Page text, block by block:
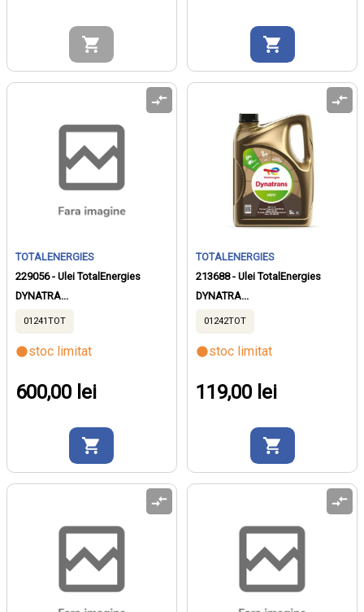
TOTALENERGIES
229056 - Ulei TotalEnergies
DYNATRA...
01241TOT
stoc limitat
600,00 lei
TOTALENERGIES
213688 - Ulei TotalEnergies
DYNATRA...
01242TOT
stoc limitat
119,00 lei